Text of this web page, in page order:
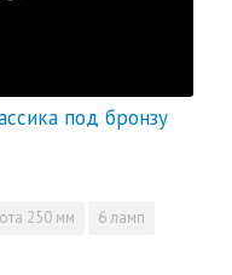
под бронзу
250 мм 6 ламп